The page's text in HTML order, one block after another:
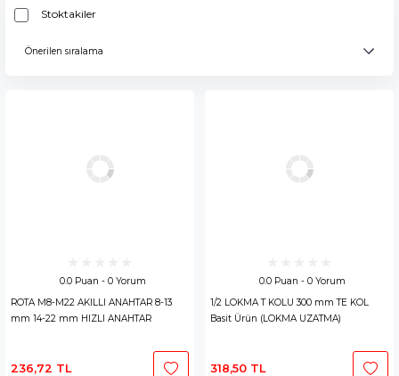
Stoktakiler
0.0 Puan - 0 Yorum
ROTA M8-M22 AKILLI ANAHTAR 8-13
mm 14-22 mm HIZLI ANAHTAR
236,72 TL
0.0 Puan - 0 Yorum
1/2 LOKMA T KOLU 300 mm TE KOL
Basit Ürün (LOKMA UZATMA)
318,50 TL